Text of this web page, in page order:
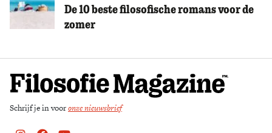
De 10 beste filosofische romans voor de
zomer
Schrijf je in vooronze nieuwsbrief